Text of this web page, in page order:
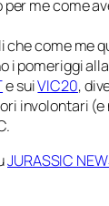
me come
come me
i pomeriggi alla
e suiVIC20,
involontari (e
JURASSIC